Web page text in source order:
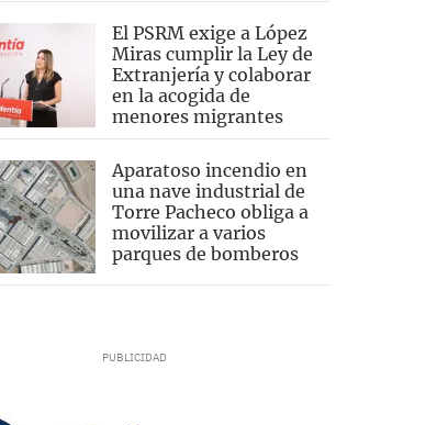
El PSRM exige a López
Miras cumplir la Ley de
Extranjería y colaborar
en la acogida de
menores migrantes
Aparatoso incendio en
una nave industrial de
Torre Pacheco obliga a
movilizar a varios
parques de bomberos